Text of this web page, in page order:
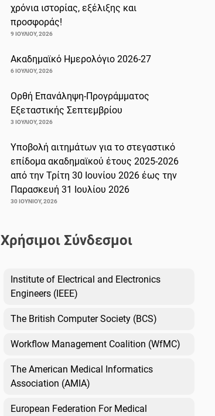
χρόνια ιστορίας, εξέλιξης και
προσφοράς!
9 ΙΟΥΛΊΟΥ, 2026
Ακαδημαϊκό Ημερολόγιο 2026-27
6 ΙΟΥΛΊΟΥ, 2026
Ορθή Επανάληψη-Προγράμματος
Εξεταστικής Σεπτεμβρίου
3 ΙΟΥΛΊΟΥ, 2026
Υποβολή αιτημάτων για το στεγαστικό
επίδομα ακαδημαϊκού έτους 2025-2026
από την Τρίτη 30 Ιουνίου 2026 έως την
Παρασκευή 31 Ιουλίου 2026
30 ΙΟΥΝΊΟΥ, 2026
Χρήσιμοι Σύνδεσμοι
Institute of Electrical and Electronics
Engineers (IEEE)
The British Computer Society (BCS)
Workflow Management Coalition (WfMC)
The American Medical Informatics
Association (AMIA)
European Federation For Medical